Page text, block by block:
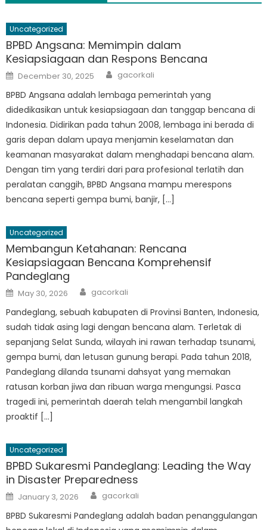
Uncategorized
BPBD Angsana: Memimpin dalam
Kesiapsiagaan dan Respons Bencana
Posted
on
December 30, 2025 Author
gacorkali
BPBD Angsana adalah lembaga pemerintah yang
didedikasikan untuk kesiapsiagaan dan tanggap bencana di
Indonesia. Didirikan pada tahun 2008, lembaga ini berada di
garis depan dalam upaya menjamin keselamatan dan
keamanan masyarakat dalam menghadapi bencana alam.
Dengan tim yang terdiri dari para profesional terlatih dan
peralatan canggih, BPBD Angsana mampu merespons
bencana seperti gempa bumi, banjir, […]
Uncategorized
Membangun Ketahanan: Rencana
Kesiapsiagaan Bencana Komprehensif
Pandeglang
Posted
on
May 30, 2026 Author
gacorkali
Pandeglang, sebuah kabupaten di Provinsi Banten, Indonesia,
sudah tidak asing lagi dengan bencana alam. Terletak di
sepanjang Selat Sunda, wilayah ini rawan terhadap tsunami,
gempa bumi, dan letusan gunung berapi. Pada tahun 2018,
Pandeglang dilanda tsunami dahsyat yang memakan
ratusan korban jiwa dan ribuan warga mengungsi. Pasca
tragedi ini, pemerintah daerah telah mengambil langkah
proaktif […]
Uncategorized
BPBD Sukaresmi Pandeglang: Leading the Way
in Disaster Preparedness
Posted
on
January 3, 2026 Author
gacorkali
BPBD Sukaresmi Pandeglang adalah badan penanggulangan